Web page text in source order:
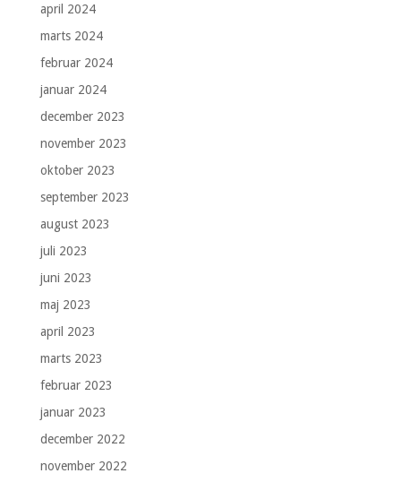
april 2024
marts 2024
februar 2024
januar 2024
december 2023
november 2023
oktober 2023
september 2023
august 2023
juli 2023
juni 2023
maj 2023
april 2023
marts 2023
februar 2023
januar 2023
december 2022
november 2022